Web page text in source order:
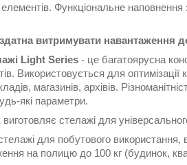
Функціональне наповнення
витримувати навантаження
Light Series - це багатоярусна
Використовується для
магазинів, архівів.
які параметри.
стелажі для
для побутового
на полицю до 100 кг (будинок,